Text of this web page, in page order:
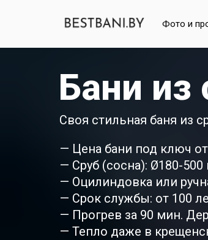
Фото и
— Цена бани под ключ
— Сруб (сосна): Ø180-
— Оцилиндовка или
— Срок службы: от 100
— Прогрев за 90 мин.
— Тепло даже в
Своя стильная баня из
Бани из